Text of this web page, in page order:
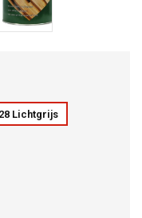
Lichtgrijs